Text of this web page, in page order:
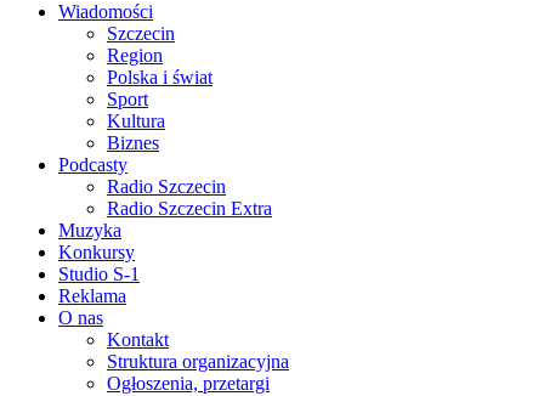
Wiadomości
Szczecin
Region
Polska i świat
Sport
Kultura
Biznes
Podcasty
Radio Szczecin
Radio Szczecin Extra
Muzyka
Konkursy
Studio S-1
Reklama
O nas
Kontakt
Struktura organizacyjna
Ogłoszenia, przetargi